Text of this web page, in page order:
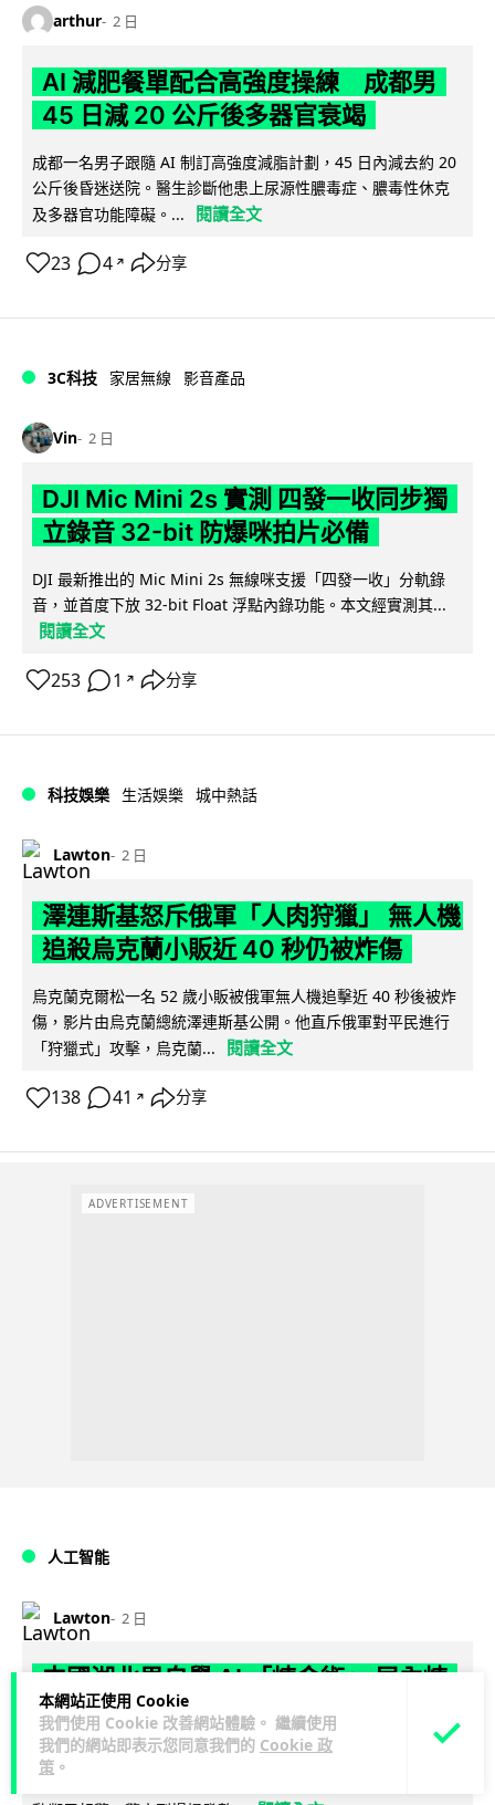
本網站正使用 Cookie
我們使用 Cookie 改善網站體驗。 繼續使用
我們的網站即表示您同意我們的 Cookie 政
策 。
arthur 2 日
AI 減肥餐單配合高強度操練 成都男
45 日減 20 公斤後多器官衰竭
成都一名男子跟隨 AI 制訂高強度減脂計劃，45 日內減去約 20
公斤後昏迷送院。醫生診斷他患上尿源性膿毒症、膿毒性休克
及多器官功能障礙。...
閱讀全文
23 4 ↗ 分享
3C科技 家居無線 影音產品
Vin 2 日
DJI Mic Mini 2s 實測 四發一收同步獨
立錄音 32-bit 防爆咪拍片必備
DJI 最新推出的 Mic Mini 2s 無線咪支援「四發一收」分軌錄
音，並首度下放 32-bit Float 浮點內錄功能。本文經實測其...
閱讀全文
253 1 ↗ 分享
科技娛樂 生活娛樂 城中熱話
Lawton 2 日
澤連斯基怒斥俄軍「人肉狩獵」 無人機
追殺烏克蘭小販近 40 秒仍被炸傷
烏克蘭克爾松一名 52 歲小販被俄軍無人機追擊近 40 秒後被炸
傷，影片由烏克蘭總統澤連斯基公開。他直斥俄軍對平民進行
「狩獵式」攻擊，烏克蘭...
閱讀全文
138 41 ↗ 分享
ADVERTISEMENT
人工智能
Lawton 2 日
中國湖北男自學 AI 「煉金術」 屋內煉
金冒濃煙驚動全區
中國湖北黃石一名男子見金價高企，利用 AI 自學提煉黃金，在